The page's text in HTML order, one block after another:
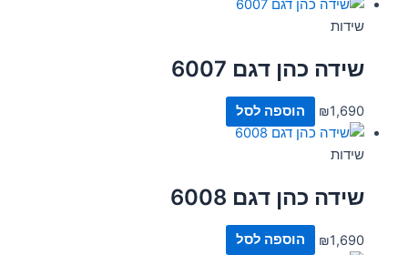
שידות
שידה כהן דגם 6007
₪1,690 הוספה לסל
שידות
שידה כהן דגם 6008
₪1,690 הוספה לסל